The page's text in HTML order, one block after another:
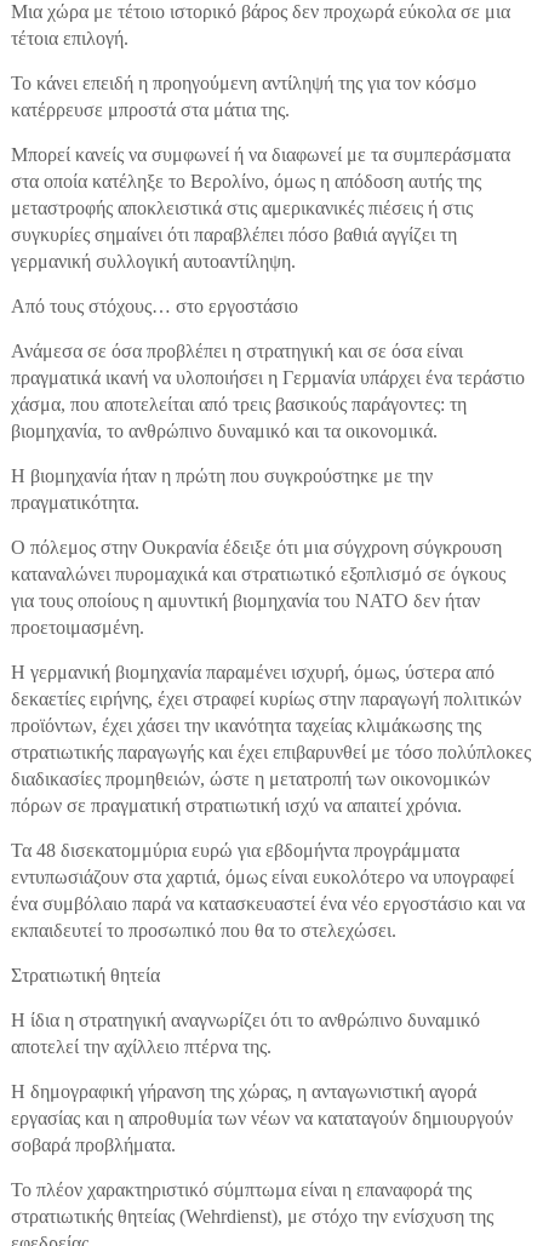
Μια χώρα με τέτοιο ιστορικό βάρος δεν προχωρά εύκολα σε μια
τέτοια επιλογή.
Το κάνει επειδή η προηγούμενη αντίληψή της για τον κόσμο
κατέρρευσε μπροστά στα μάτια της.
Μπορεί κανείς να συμφωνεί ή να διαφωνεί με τα συμπεράσματα
στα οποία κατέληξε το Βερολίνο, όμως η απόδοση αυτής της
μεταστροφής αποκλειστικά στις αμερικανικές πιέσεις ή στις
συγκυρίες σημαίνει ότι παραβλέπει πόσο βαθιά αγγίζει τη
γερμανική συλλογική αυτοαντίληψη.
Από τους στόχους… στο εργοστάσιο
Ανάμεσα σε όσα προβλέπει η στρατηγική και σε όσα είναι
πραγματικά ικανή να υλοποιήσει η Γερμανία υπάρχει ένα τεράστιο
χάσμα, που αποτελείται από τρεις βασικούς παράγοντες: τη
βιομηχανία, το ανθρώπινο δυναμικό και τα οικονομικά.
Η βιομηχανία ήταν η πρώτη που συγκρούστηκε με την
πραγματικότητα.
Ο πόλεμος στην Ουκρανία έδειξε ότι μια σύγχρονη σύγκρουση
καταναλώνει πυρομαχικά και στρατιωτικό εξοπλισμό σε όγκους
για τους οποίους η αμυντική βιομηχανία του NATO δεν ήταν
προετοιμασμένη.
Η γερμανική βιομηχανία παραμένει ισχυρή, όμως, ύστερα από
δεκαετίες ειρήνης, έχει στραφεί κυρίως στην παραγωγή πολιτικών
προϊόντων, έχει χάσει την ικανότητα ταχείας κλιμάκωσης της
στρατιωτικής παραγωγής και έχει επιβαρυνθεί με τόσο πολύπλοκες
διαδικασίες προμηθειών, ώστε η μετατροπή των οικονομικών
πόρων σε πραγματική στρατιωτική ισχύ να απαιτεί χρόνια.
Τα 48 δισεκατομμύρια ευρώ για εβδομήντα προγράμματα
εντυπωσιάζουν στα χαρτιά, όμως είναι ευκολότερο να υπογραφεί
ένα συμβόλαιο παρά να κατασκευαστεί ένα νέο εργοστάσιο και να
εκπαιδευτεί το προσωπικό που θα το στελεχώσει.
Στρατιωτική θητεία
Η ίδια η στρατηγική αναγνωρίζει ότι το ανθρώπινο δυναμικό
αποτελεί την αχίλλειο πτέρνα της.
Η δημογραφική γήρανση της χώρας, η ανταγωνιστική αγορά
εργασίας και η απροθυμία των νέων να καταταγούν δημιουργούν
σοβαρά προβλήματα.
Το πλέον χαρακτηριστικό σύμπτωμα είναι η επαναφορά της
στρατιωτικής θητείας (Wehrdienst), με στόχο την ενίσχυση της